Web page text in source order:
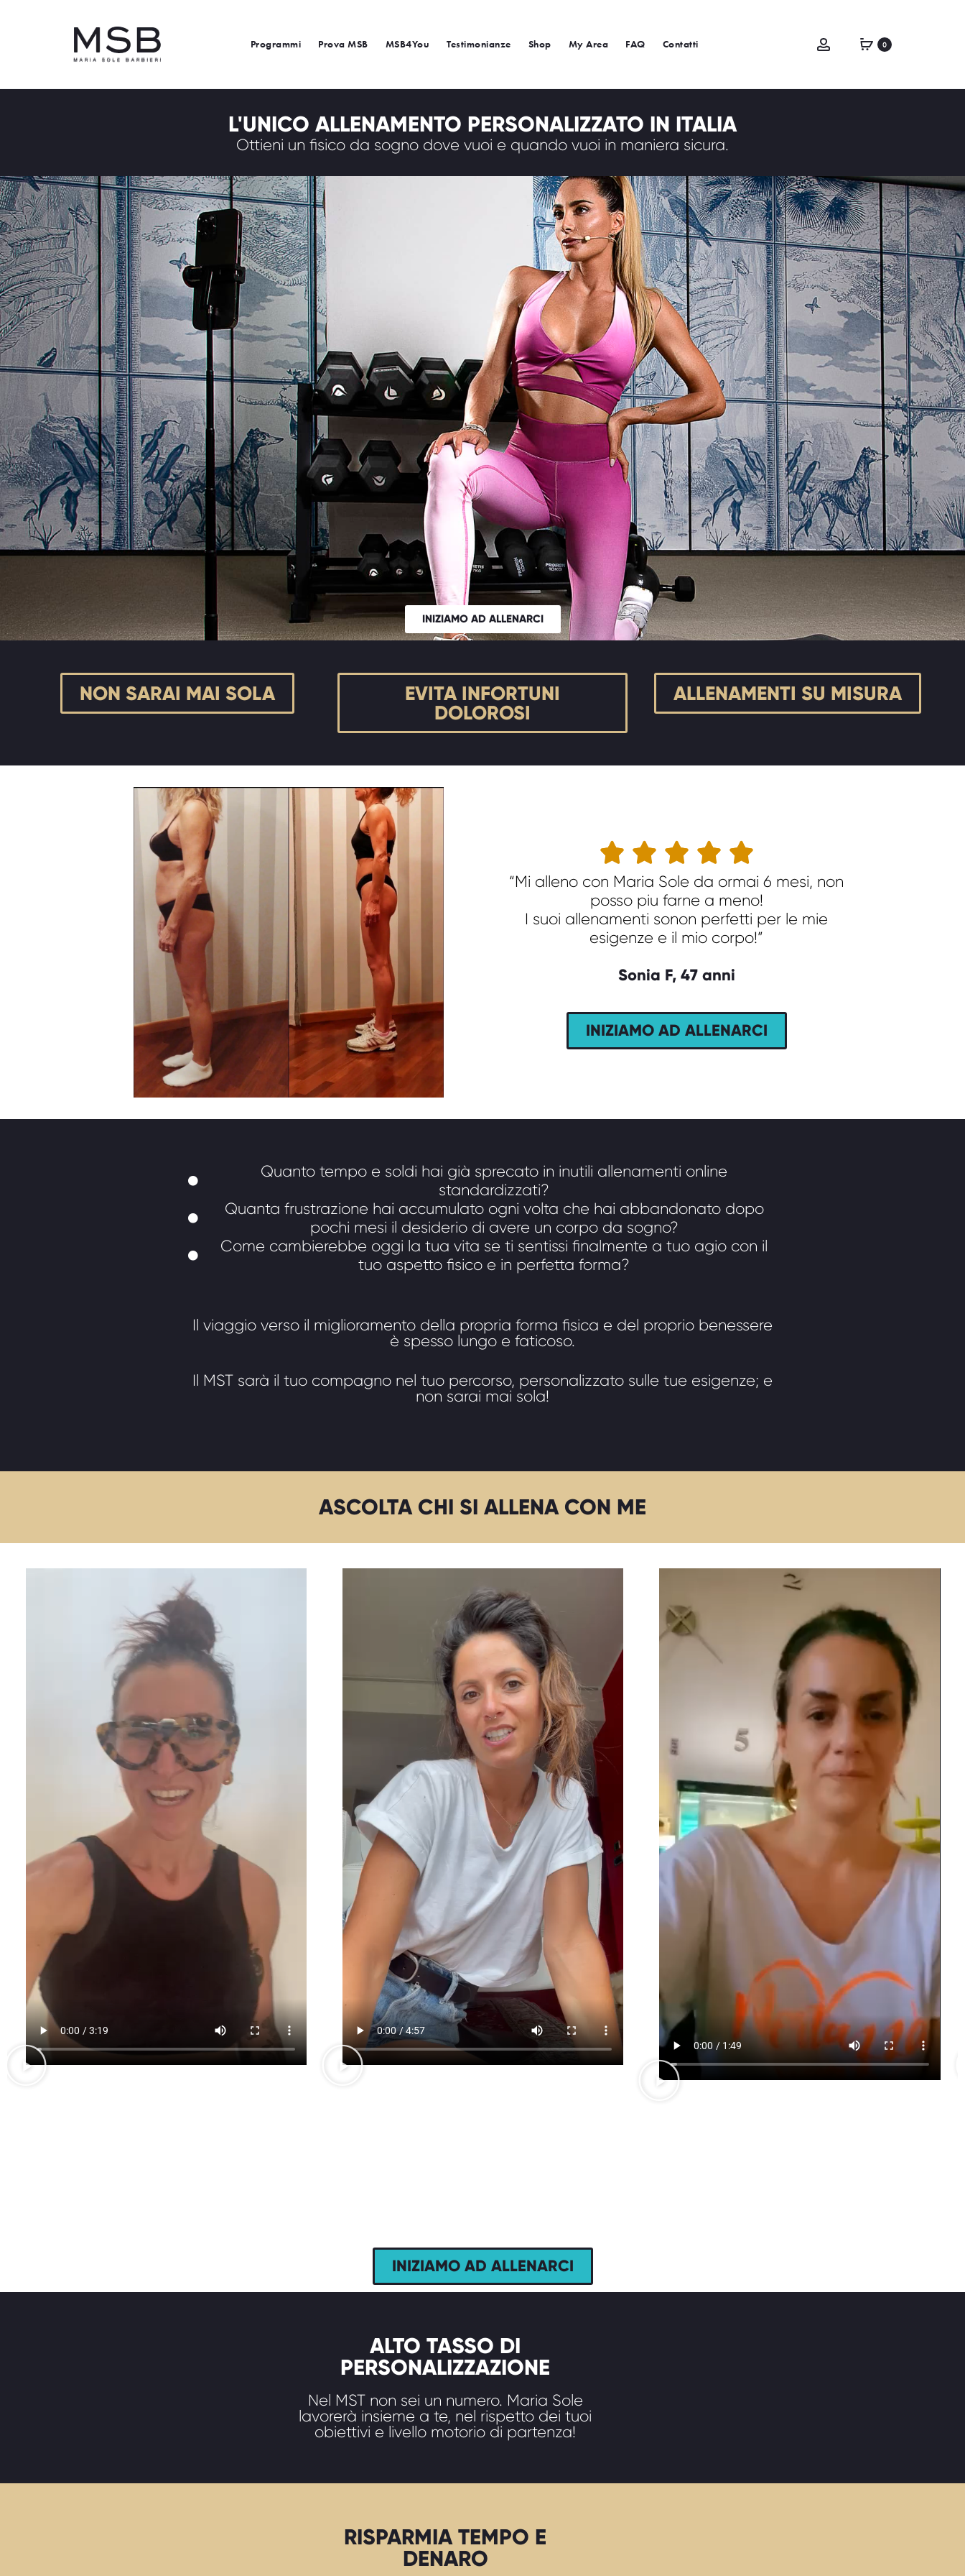
Programmi Prova MSB MSB4You Testimonianze Shop My Area FAQ Contatti 0
L'UNICO ALLENAMENTO PERSONALIZZATO IN ITALIA
Ottieni un fisico da sogno dove vuoi e quando vuoi in maniera sicura.
INIZIAMO AD ALLENARCI
NON SARAI MAI SOLA
EVITA INFORTUNI
DOLOROSI
ALLENAMENTI SU MISURA
    
“Mi alleno con Maria Sole da ormai 6 mesi, non
posso piu farne a meno!
I suoi allenamenti sonon perfetti per le mie
esigenze e il mio corpo!”
Sonia F, 47 anni
INIZIAMO AD ALLENARCI
Quanto tempo e soldi hai già sprecato in inutili allenamenti online
standardizzati?
Quanta frustrazione hai accumulato ogni volta che hai abbandonato dopo
pochi mesi il desiderio di avere un corpo da sogno?
Come cambierebbe oggi la tua vita se ti sentissi finalmente a tuo agio con il
tuo aspetto fisico e in perfetta forma?
Il viaggio verso il miglioramento della propria forma fisica e del proprio benessere
è spesso lungo e faticoso.
Il MST sarà il tuo compagno nel tuo percorso, personalizzato sulle tue esigenze; e
non sarai mai sola!
ASCOLTA CHI SI ALLENA CON ME
INIZIAMO AD ALLENARCI
ALTO TASSO DI
PERSONALIZZAZIONE
Nel MST non sei un numero. Maria Sole
lavorerà insieme a te, nel rispetto dei tuoi
obiettivi e livello motorio di partenza!
RISPARMIA TEMPO E
DENARO